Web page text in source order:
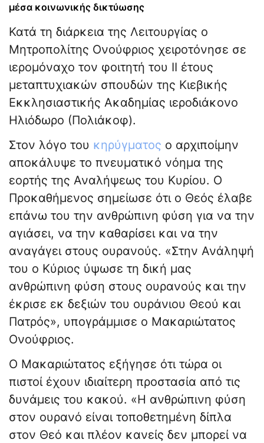
μέσα κοινωνικής δικτύωσης
Κατά τη διάρκεια της Λειτουργίας ο
Μητροπολίτης Ονούφριος χειροτόνησε σε
ιερομόναχο τον φοιτητή του ΙΙ έτους
μεταπτυχιακών σπουδών της Κιεβικής
Εκκλησιαστικής Ακαδημίας ιεροδιάκονο
Ηλιόδωρο (Πολιάκοφ).
Στον λόγο του κηρύγματος ο αρχιποίμην
αποκάλυψε το πνευματικό νόημα της
εορτής της Αναλήψεως του Κυρίου. Ο
Προκαθήμενος σημείωσε ότι ο Θεός έλαβε
επάνω του την ανθρώπινη φύση για να την
αγιάσει, να την καθαρίσει και να την
αναγάγει στους ουρανούς. «Στην Ανάληψή
του ο Κύριος ύψωσε τη δική μας
ανθρώπινη φύση στους ουρανούς και την
έκρισε εκ δεξιών του ουράνιου Θεού και
Πατρός», υπογράμμισε ο Μακαριώτατος
Ονούφριος.
Ο Μακαριώτατος εξήγησε ότι τώρα οι
πιστοί έχουν ιδιαίτερη προστασία από τις
δυνάμεις του κακού. «Η ανθρώπινη φύση
στον ουρανό είναι τοποθετημένη δίπλα
στον Θεό και πλέον κανείς δεν μπορεί να